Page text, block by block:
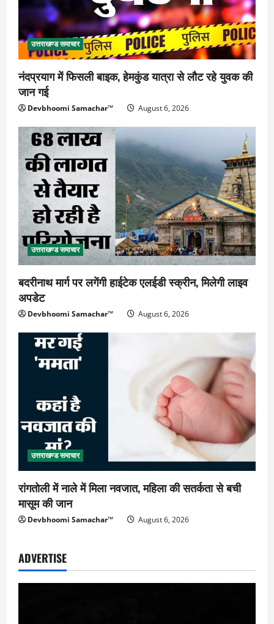
उत्तराखण्ड समाचार
नंदप्रयाग में फिसली बाइक, हेमकुंड यात्रा से लौट रहे युवक की
जान गई
Devbhoomi Samachar™ August 6, 2026
उत्तराखण्ड समाचार
बदरीनाथ मार्ग पर लगेंगी हाईटेक एलईडी स्क्रीन, मिलेगी लाइव
अपडेट
Devbhoomi Samachar™ August 6, 2026
उत्तराखण्ड समाचार
रांगतोली में नाले में मिला नवजात, महिला की सतर्कता से बची
मासूम की जान
Devbhoomi Samachar™ August 6, 2026
ADVERTISE